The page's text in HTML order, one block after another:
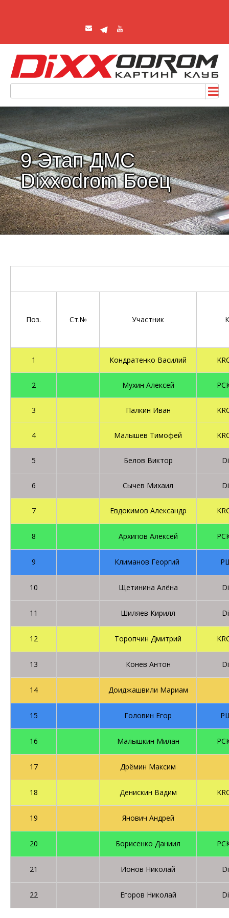
9 Этап ДМС
Dixxodrom Боец
Поз. Ст.№ Участник
1 Кондратенко Василий
2 Мухин Алексей
3 Палкин Иван
4 Малышев Тимофей
5 Белов Виктор
6 Сычев Михаил
7 Евдокимов Александр
8 Архипов Алексей
9 Климанов Георгий
10 Щетинина Алёна
11 Шиляев Кирилл
12 Торопчин Дмитрий
13 Конев Антон
14 Доиджашвили Мариам
15 Головин Егор
16 Малышкин Милан
17 Дрёмин Максим
18 Денискин Вадим
19 Янович Андрей
20 Борисенко Даниил
21 Ионов Николай
22 Егоров Николай